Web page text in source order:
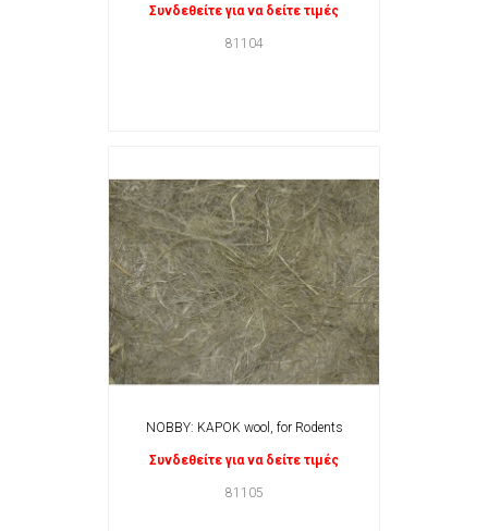
Συνδεθείτε για να δείτε τιμές
81104
NOBBY: KAPOK wool, for Rodents
Συνδεθείτε για να δείτε τιμές
81105